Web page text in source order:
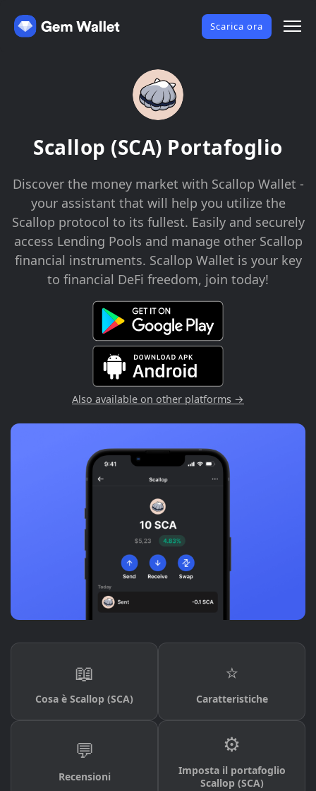
Scarica ora
Scallop (SCA) Portafoglio
Discover the money market with Scallop Wallet -
your assistant that will help you utilize the
Scallop protocol to its fullest. Easily and securely
access Lending Pools and manage other Scallop
financial instruments. Scallop Wallet is your key
to financial DeFi freedom, join today!
Also available on other platforms →
📖
Cosa è Scallop (SCA)
⭐
Caratteristiche
💬
Recensioni
⚙️
Imposta il portafoglio
Scallop (SCA)